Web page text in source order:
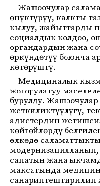
Жашоочулар
өнүктүрүү, калкты
кылуу, жайыттарды
социалдык колдоо,
органдардын жана
өркүндөтүү боюнча
көтөрүштү.
Медициналык
жогорулатуу
бурулду.
жеткиликтүүлүгү,
адистердин
көйгөйлөрдү
өлкөдө
сапатын жана
максатында
санариптештирилип